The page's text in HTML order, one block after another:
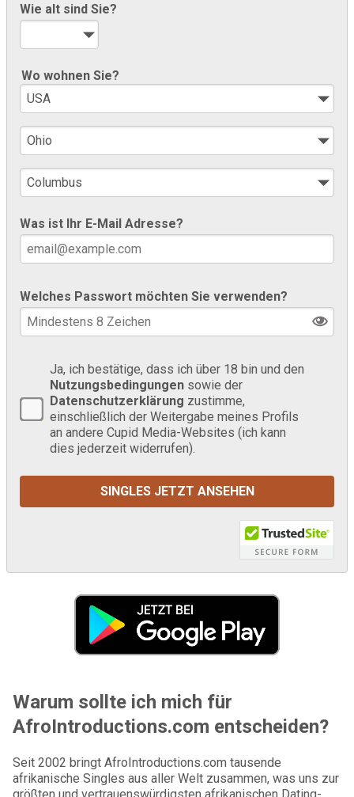
Wie alt sind Sie?
Wo wohnen Sie?
Was ist Ihr E-Mail Adresse?
Welches Passwort möchten Sie verwenden?
Ja, ich bestätige, dass ich über 18 bin und den
Nutzungsbedingungen sowie der
Datenschutzerklärung zustimme,
einschließlich der Weitergabe meines Profils
an andere Cupid Media-Websites (ich kann
dies jederzeit widerrufen).
Warum sollte ich mich für
AfroIntroductions.com entscheiden?
Seit 2002 bringt AfroIntroductions.com tausende
afrikanische Singles aus aller Welt zusammen, was uns zur